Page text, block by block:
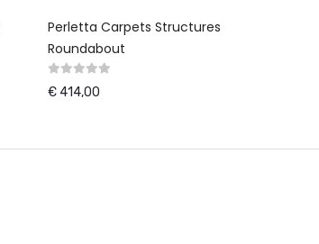
Perletta Carpets Structures
Roundabout
€ 414,00